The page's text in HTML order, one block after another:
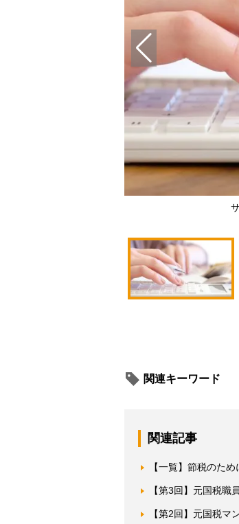
関連キーワード
関連記事
【一覧】節税のた
【第3回】元国税職
【第2回】元国税